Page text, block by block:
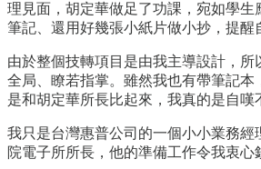
理見面，胡定華做足了功課，宛如學生
筆記、還用好幾張小紙片做小抄，提醒
由於整個技轉項目是由我主導設計，所
全局、瞭若指掌。雖然我也有帶筆記本
是和胡定華所長比起來，我真的是自嘆
我只是台灣惠普公司的一個小小業務經
院電子所所長，他的準備工作令我衷心